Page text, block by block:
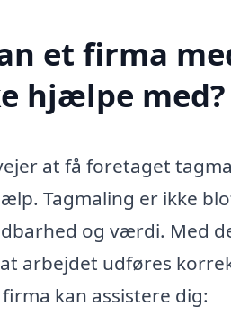
et firma
hjælpe med?
at få foretaget
Tagmaling er ikke
og værdi. Med
arbejdet udføres
kan assistere dig: